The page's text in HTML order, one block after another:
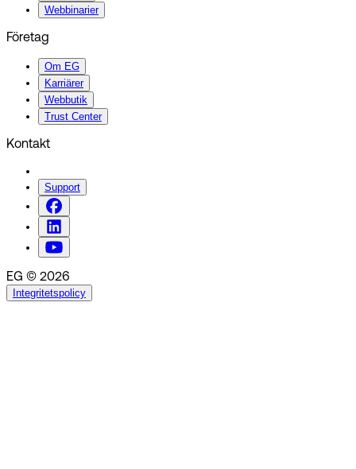
Webbinarier
Företag
Om EG
Karriärer
Webbutik
Trust Center
Kontakt
Support
EG © 2026
Integritetspolicy